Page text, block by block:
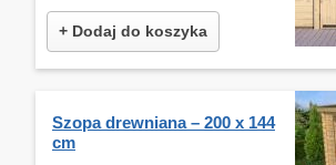
+ Dodaj do koszyka
Szopa drewniana – 200 x 144
cm